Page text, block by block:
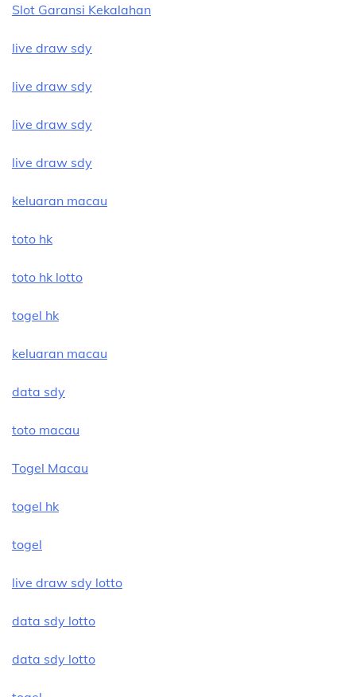
Slot Garansi Kekalahan
live draw sdy
live draw sdy
live draw sdy
live draw sdy
keluaran macau
toto hk
toto hk lotto
togel hk
keluaran macau
data sdy
toto macau
Togel Macau
togel hk
togel
live draw sdy lotto
data sdy lotto
data sdy lotto